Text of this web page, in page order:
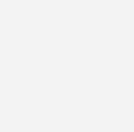
Norman Wildmann.
sondern auch von der
des umgebenden
auf dem Laufenden
kostenlosen
– dem größten